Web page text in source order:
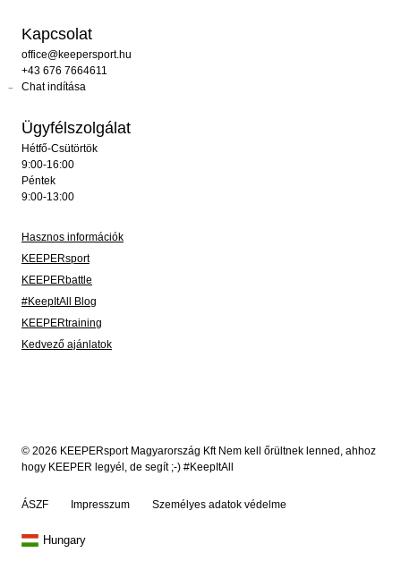
Kapcsolat
office@keepersport.hu
+43 676 7664611
Chat indítása
Ügyfélszolgálat
Hétfő-Csütörtök
9:00-16:00
Péntek
9:00-13:00
Hasznos információk
KEEPERsport
KEEPERbattle
#KeepItAll Blog
KEEPERtraining
Kedvező ajánlatok
© 2026 KEEPERsport Magyarország Kft Nem kell őrültnek lenned, ahhoz
hogy KEEPER legyél, de segít ;-) #KeepItAll
ÁSZF Impresszum Személyes adatok védelme
Hungary